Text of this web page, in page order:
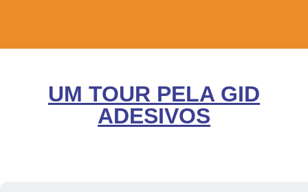
UM TOUR PELA GID
ADESIVOS